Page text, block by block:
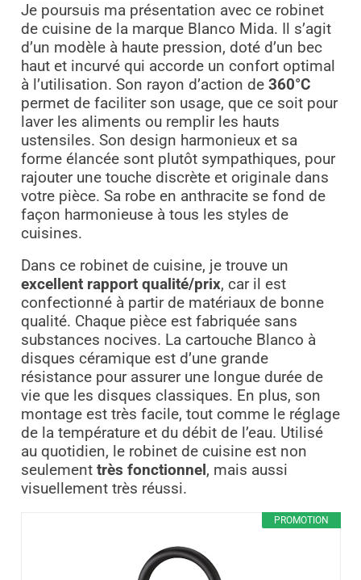
Je poursuis ma présentation avec ce robinet
de cuisine de la marque Blanco Mida. Il s’agit
d’un modèle à haute pression, doté d’un bec
haut et incurvé qui accorde un confort optimal
à l’utilisation. Son rayon d’action de 360°C
permet de faciliter son usage, que ce soit pour
laver les aliments ou remplir les hauts
ustensiles. Son design harmonieux et sa
forme élancée sont plutôt sympathiques, pour
rajouter une touche discrète et originale dans
votre pièce. Sa robe en anthracite se fond de
façon harmonieuse à tous les styles de
cuisines.
Dans ce robinet de cuisine, je trouve un
excellent rapport qualité/prix, car il est
confectionné à partir de matériaux de bonne
qualité. Chaque pièce est fabriquée sans
substances nocives. La cartouche Blanco à
disques céramique est d’une grande
résistance pour assurer une longue durée de
vie que les disques classiques. En plus, son
montage est très facile, tout comme le réglage
de la température et du débit de l’eau. Utilisé
au quotidien, le robinet de cuisine est non
seulement très fonctionnel , mais aussi
visuellement très réussi.
PROMOTION